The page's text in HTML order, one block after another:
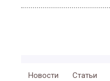
Новости Статьи